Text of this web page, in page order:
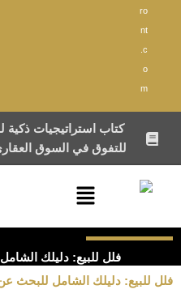
ro
nt
.c
o
m
كتاب استراتيجيات ذكية
للتفوق في السوق
القائمة
فلل للبيع: دليلك
فلل للبيع: دليلك الشامل للبحث